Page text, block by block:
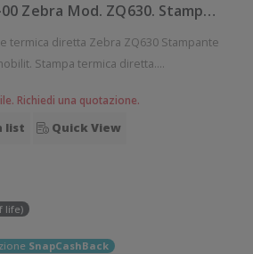
ZQ63-AUWBE14-00 Zebra Mod. ZQ630. Stampante di etichette.
diretta Zebra ZQ630 Stampante
Stampa termica diretta.
Richiedi una quotazione.
list Quick View
life)
SnapCashBack